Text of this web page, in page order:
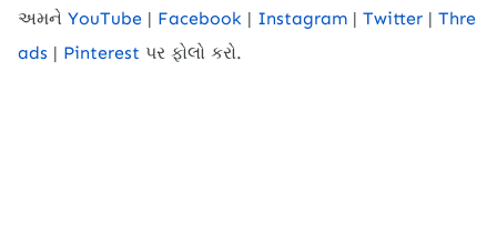
અમને YouTube | Facebook | Instagram | Twitter | Thre
ads | Pinterest પર ફોલો કરો.